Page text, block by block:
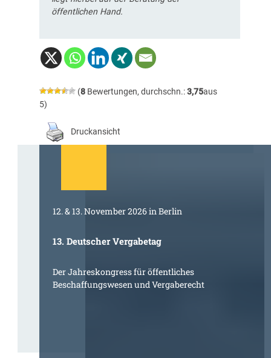
öffentlichen Hand.
(8Bewertungen, durchschn.:3,75aus
5)
Druckansicht
12. & 13. November 2026 in Berlin
13. Deutscher Vergabetag
Der Jahreskongress für öffentliches
Beschaffungswesen und Vergaberecht